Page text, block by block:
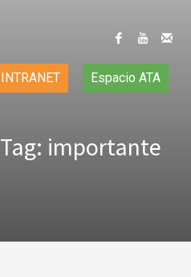
INTRANET Espacio ATA
Tag: importante